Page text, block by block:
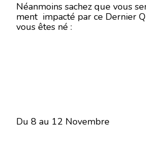
Néanmoins sachez que vous
ment impacté par ce Dernier
vous êtes né :
Du 8 au 12 Novembre